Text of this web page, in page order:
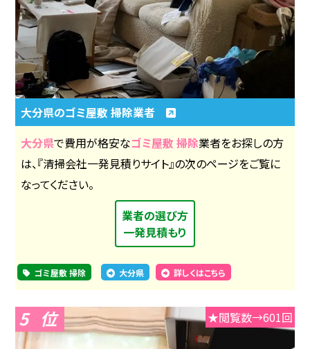
大分県のゴミ屋敷 掃除業者
大分県で費用が格安なゴミ屋敷 掃除業者をお探しの方
は、『清掃会社一発見積りサイト』の次のページをご覧に
なってください。
業者の選び方
一発見積もり
ゴミ屋敷 掃除 大分県 詳しくはこちら
5 ★閲覧数→601回